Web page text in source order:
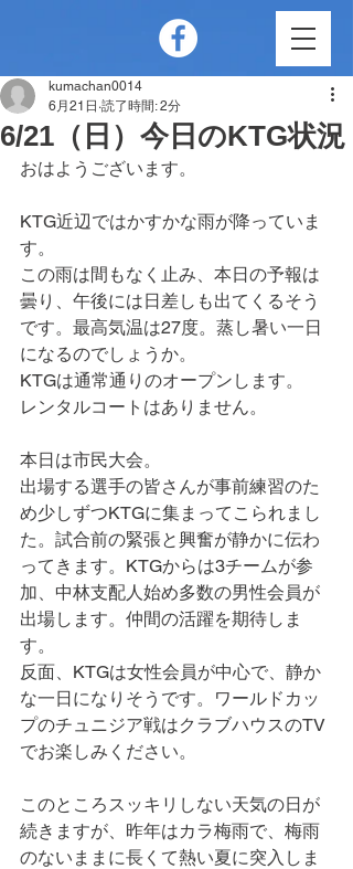
6/21（日）今日のKTG状況
kumachan0014
6月21日 読了時間: 2分
おはようございます。
KTG近辺ではかすかな雨が降っていま
す。
この雨は間もなく止み、本日の予報は
曇り、午後には日差しも出てくるそう
です。最高気温は27度。蒸し暑い一日
になるのでしょうか。
KTGは通常通りのオープンします。
レンタルコートはありません。
本日は市民大会。
出場する選手の皆さんが事前練習のた
め少しずつKTGに集まってこられまし
た。試合前の緊張と興奮が静かに伝わ
ってきます。KTGからは3チームが参
加、中林支配人始め多数の男性会員が
出場します。仲間の活躍を期待しま
す。
反面、KTGは女性会員が中心で、静か
な一日になりそうです。ワールドカッ
プのチュニジア戦はクラブハウスのTV
でお楽しみください。
このところスッキリしない天気の日が
続きますが、昨年はカラ梅雨で、梅雨
のないままに長くて熱い夏に突入しま